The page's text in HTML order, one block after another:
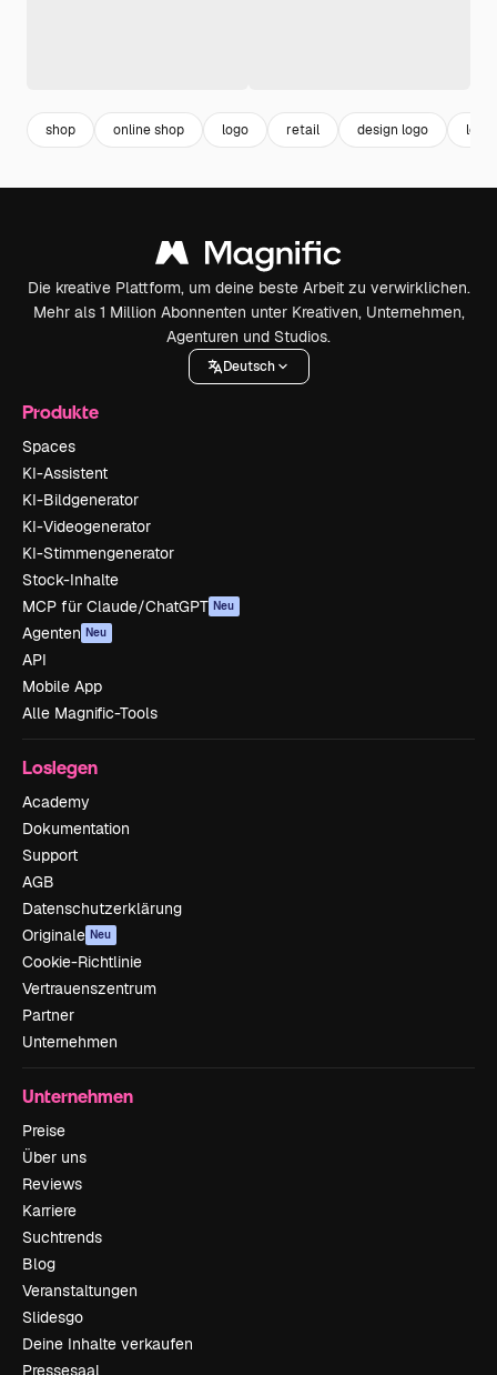
shop online shop logo retail design logo
Die kreative Plattform, um deine beste Arbeit zu verwirklichen.
Mehr als 1 Million Abonnenten unter Kreativen, Unternehmen,
Agenturen und Studios.
Deutsch
Produkte
Spaces
KI-Assistent
KI-Bildgenerator
KI-Videogenerator
KI-Stimmengenerator
Stock-Inhalte
MCP für Claude/ChatGPT Neu
Agenten Neu
API
Mobile App
Alle Magnific-Tools
Loslegen
Academy
Dokumentation
Support
AGB
Datenschutzerklärung
Originale Neu
Cookie-Richtlinie
Vertrauenszentrum
Partner
Unternehmen
Unternehmen
Preise
Über uns
Reviews
Karriere
Suchtrends
Blog
Veranstaltungen
Slidesgo
Deine Inhalte verkaufen
Pressesaal